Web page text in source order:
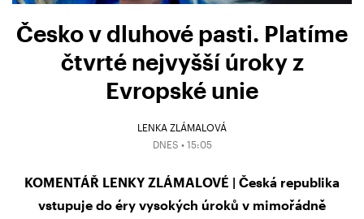
Česko v dluhové pasti. Platíme
čtvrté nejvyšší úroky z
Evropské unie
LENKA ZLÁMALOVÁ
DNES • 15:05
KOMENTÁŘ LENKY ZLÁMALOVÉ | Česká republika
vstupuje do éry vysokých úroků v mimořádně